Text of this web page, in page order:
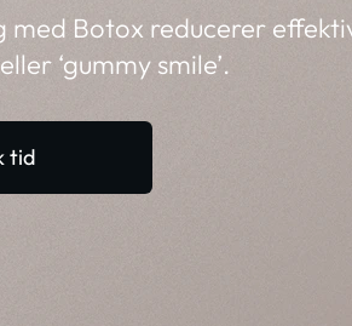
med Botox reducerer
‘gummy smile’.
tid